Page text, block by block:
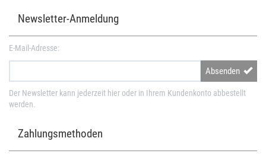
Newsletter-Anmeldung
E-Mail-Adresse:
Absenden
Der Newsletter kann jederzeit hier oder in Ihrem Kundenkonto abbestellt
werden.
Zahlungsmethoden